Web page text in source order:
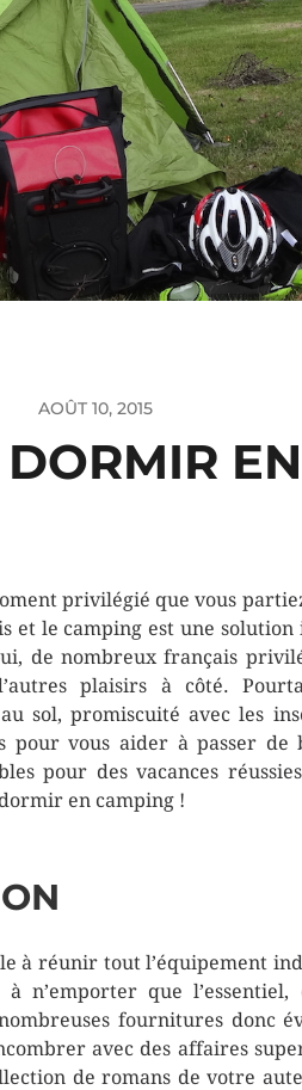
AOÛT 10, 2015
privilégié que vous
et le camping est une solution
de nombreux français
plaisirs à côté.
sol, promiscuité avec les
pour vous aider à passer de
pour des vacances
en camping !
à réunir tout l’équipement
n’emporter que
fournitures donc
avec des affaires
de romans de votre